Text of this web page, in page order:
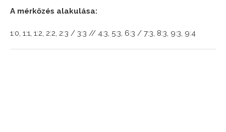
A mérkőzés alakulása:
1:0, 1:1, 1:2, 2:2, 2:3 / 3:3 // 4:3, 5:3, 6:3 / 7:3, 8:3, 9:3, 9:4